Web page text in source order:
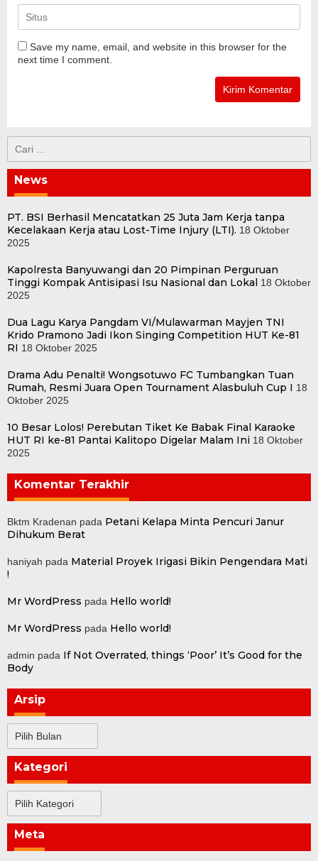
Save my name, email, and website in this browser for the
next time I comment.
untuk:
News
PT. BSI Berhasil Mencatatkan 25 Juta Jam Kerja tanpa
Kecelakaan Kerja atau Lost-Time Injury (LTI). 18 Oktober
2025
Kapolresta Banyuwangi dan 20 Pimpinan Perguruan
Tinggi Kompak Antisipasi Isu Nasional dan Lokal 18 Oktober
2025
Dua Lagu Karya Pangdam VI/Mulawarman Mayjen TNI
Krido Pramono Jadi Ikon Singing Competition HUT Ke-81
RI 18 Oktober 2025
Drama Adu Penalti! Wongsotuwo FC Tumbangkan Tuan
Rumah, Resmi Juara Open Tournament Alasbuluh Cup I 18
Oktober 2025
10 Besar Lolos! Perebutan Tiket Ke Babak Final Karaoke
HUT RI ke-81 Pantai Kalitopo Digelar Malam Ini 18 Oktober
2025
Komentar Terakhir
Bktm Kradenan pada Petani Kelapa Minta Pencuri Janur
Dihukum Berat
haniyah pada Material Proyek Irigasi Bikin Pengendara Mati
!
Mr WordPress pada Hello world!
Mr WordPress pada Hello world!
admin pada If Not Overrated, things ‘Poor’ It’s Good for the
Body
Arsip
Kategori
Meta